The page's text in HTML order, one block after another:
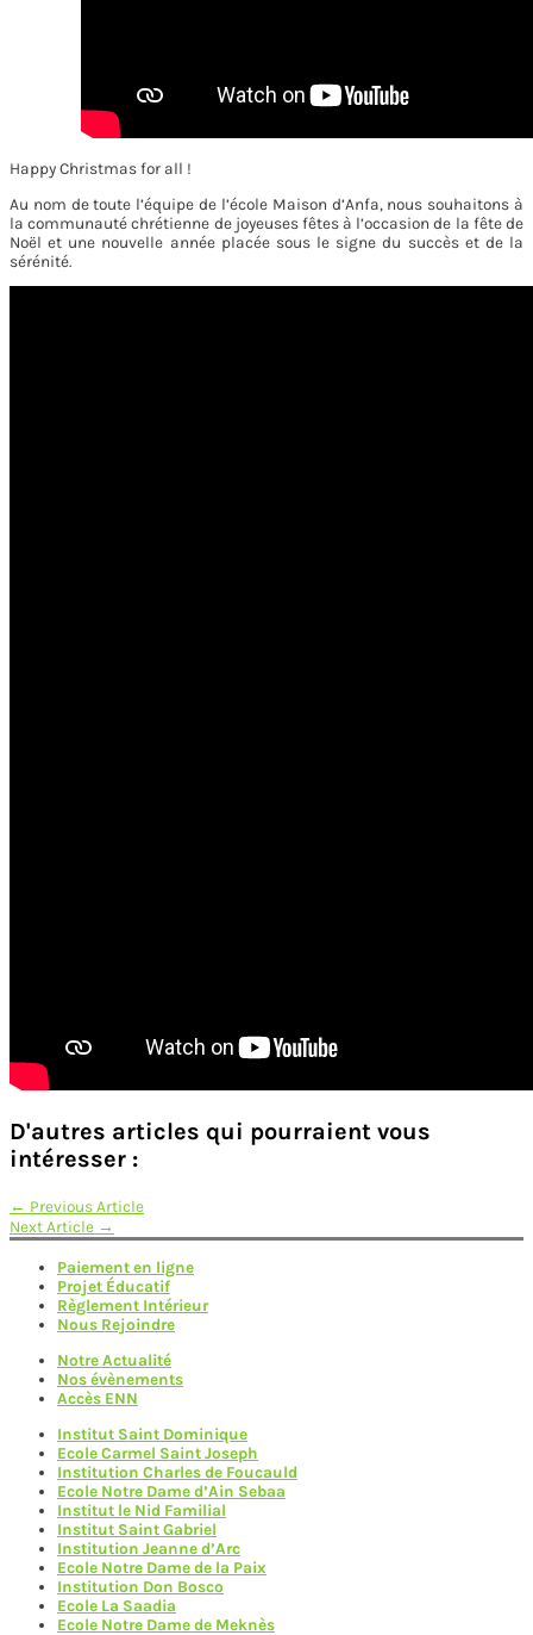
Happy Christmas for all !
Au nom de toute l’équipe de l’école Maison d’Anfa, nous souhaitons à
la communauté chrétienne de joyeuses fêtes à l’occasion de la fête de
Noël et une nouvelle année placée sous le signe du succès et de la
sérénité.
D'autres articles qui pourraient vous
intéresser :
Navigation
de
l’article
← Previous Article
Next Article →
Paiement en ligne
Projet Éducatif
Règlement Intérieur
Nous Rejoindre
Notre Actualité
Nos évènements
Accès ENN
Institut Saint Dominique
Ecole Carmel Saint Joseph
Institution Charles de Foucauld
Ecole Notre Dame d’Ain Sebaa
Institut le Nid Familial
Institut Saint Gabriel
Institution Jeanne d’Arc
Ecole Notre Dame de la Paix
Institution Don Bosco
Ecole La Saadia
Ecole Notre Dame de Meknès